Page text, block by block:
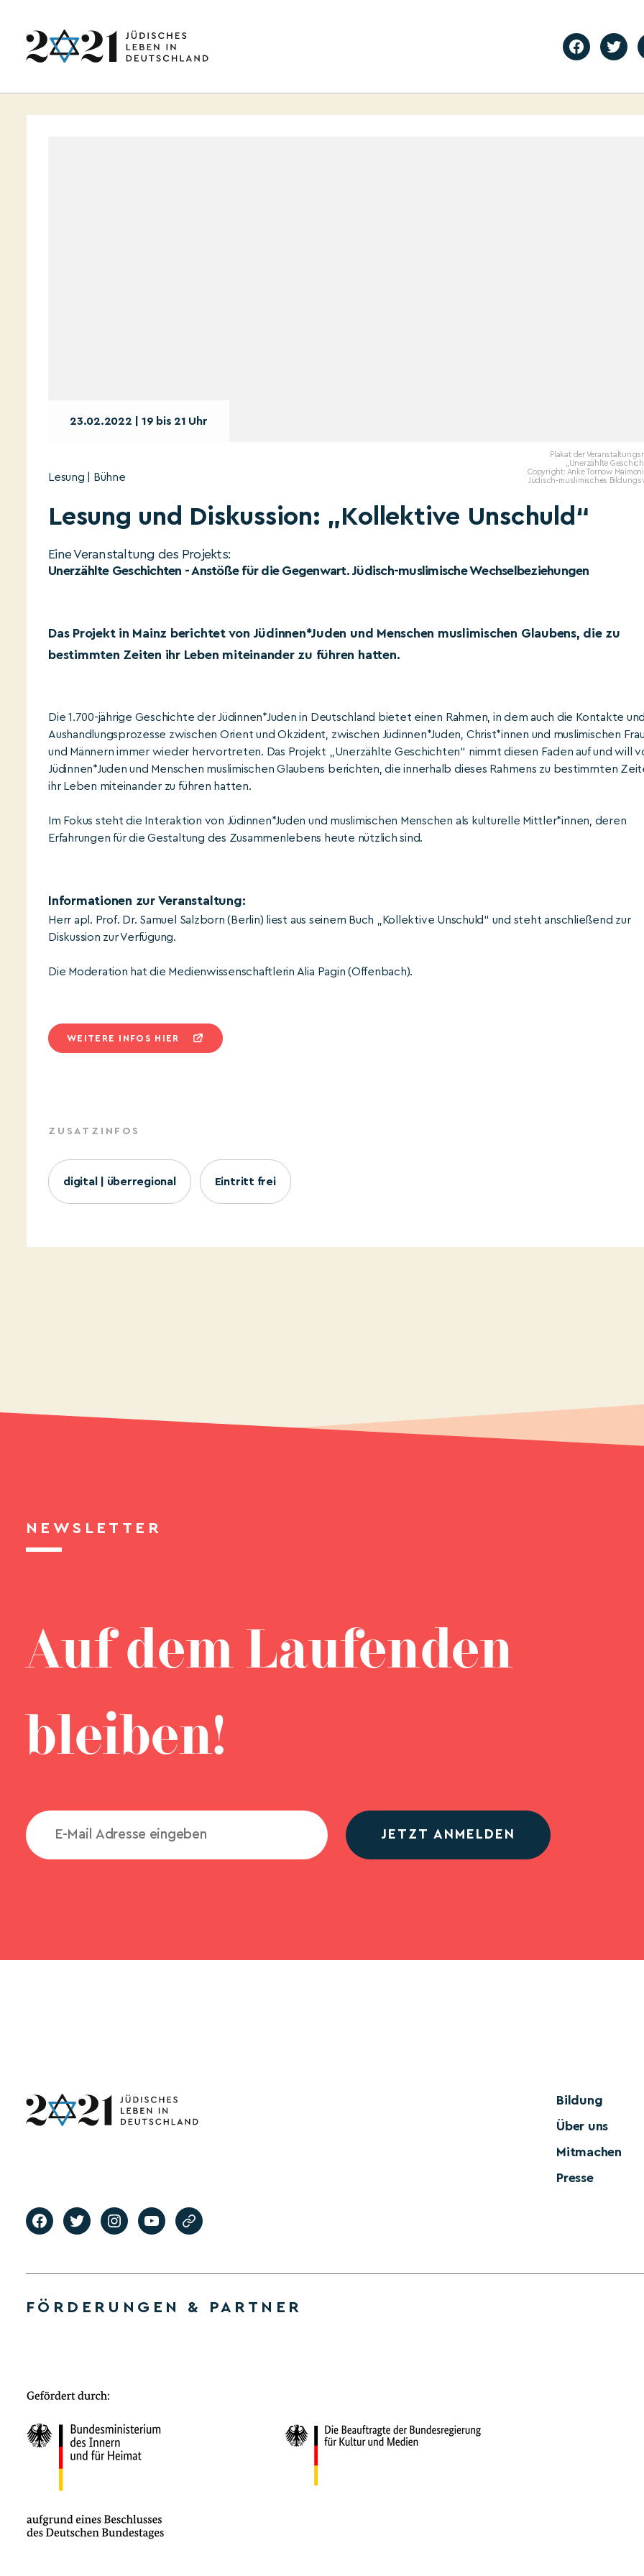
23.02.2022 | 19 bis 21 Uhr
Plakat der
„Unerzählte
Copyright: Anke Tornow
Jüdisch-muslimisches
Lesung | Bühne
Lesung und Diskussion: „Kollektive Unschuld“
Eine Veranstaltung des Projekts:
Unerzählte Geschichten - Anstöße für die Gegenwart. Jüdisch-muslimische Wechselbeziehungen
Das Projekt in Mainz berichtet von Jüdinnen*Juden und Menschen muslimischen Glaubens, die zu
bestimmten Zeiten ihr Leben miteinander zu führen hatten.
Die 1.700-jährige Geschichte der Jüdinnen*Juden in Deutschland bietet einen Rahmen, in dem auch die Kontakte und
Aushandlungsprozesse zwischen Orient und Okzident, zwischen Jüdinnen*Juden, Christ*innen und muslimischen
und Männern immer wieder hervortreten. Das Projekt „Unerzählte Geschichten“ nimmt diesen Faden auf und will
Jüdinnen*Juden und Menschen muslimischen Glaubens berichten, die innerhalb dieses Rahmens zu bestimmten
ihr Leben miteinander zu führen hatten.
Im Fokus steht die Interaktion von Jüdinnen*Juden und muslimischen Menschen als kulturelle Mittler*innen, deren
Erfahrungen für die Gestaltung des Zusammenlebens heute nützlich sind.
Informationen zur Veranstaltung:
Herr apl. Prof. Dr. Samuel Salzborn (Berlin) liest aus seinem Buch „Kollektive Unschuld“ und steht anschließend zur
Diskussion zur Verfügung.
Die Moderation hat die Medienwissenschaftlerin Alia Pagin (Offenbach).
WEITERE INFOS HIER
ZUSATZINFOS
digital | überregional Eintritt frei
NEWSLETTER
Auf dem Laufenden
bleiben!
JETZT ANMELDEN
Bildung
Über uns
Mitmachen
Presse
FÖRDERUNGEN & PARTNER